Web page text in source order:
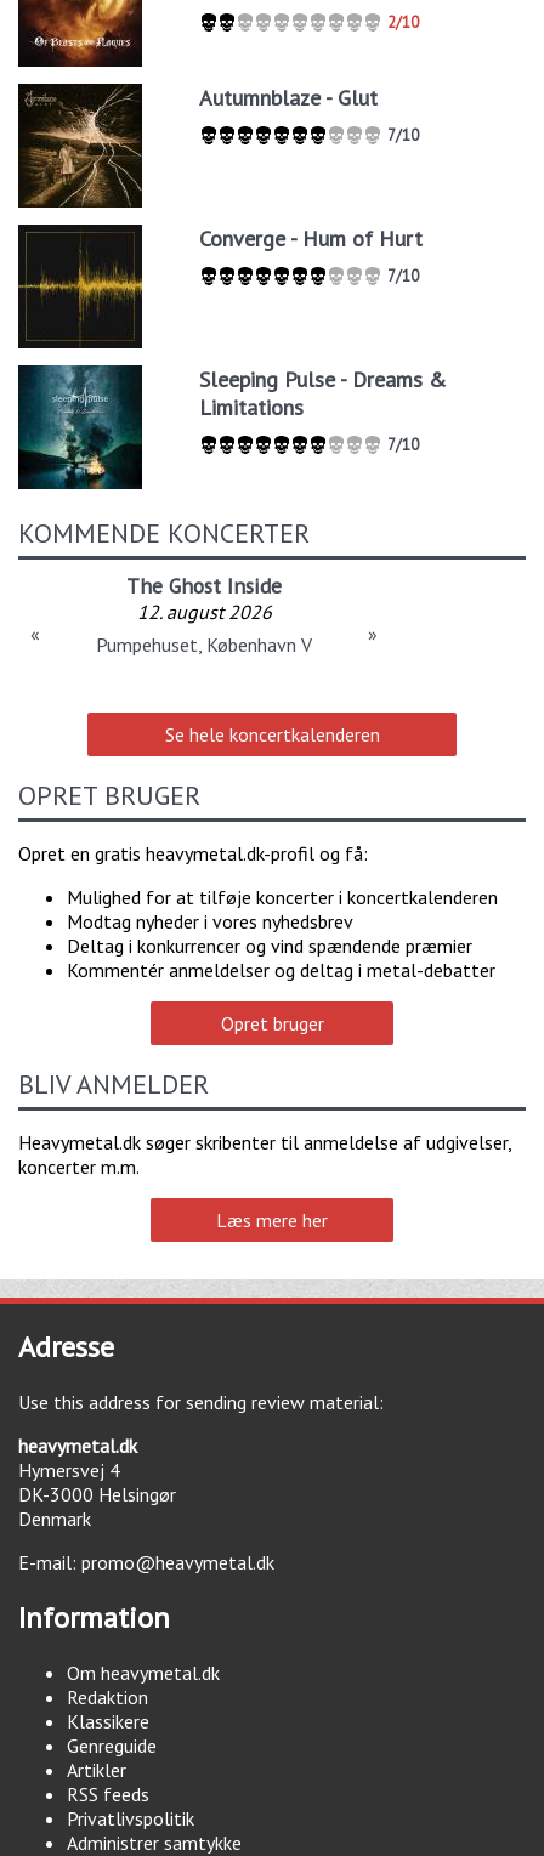
2/10
Autumnblaze - Glut
7/10
Converge - Hum of Hurt
7/10
Sleeping Pulse - Dreams &
Limitations
7/10
KOMMENDE KONCERTER
The Ghost Inside
12. august 2026
Pumpehuset, København V
« »
Se hele koncertkalenderen
OPRET BRUGER
Opret en gratis heavymetal.dk-profil og få:
Mulighed for at tilføje koncerter i koncertkalenderen
Modtag nyheder i vores nyhedsbrev
Deltag i konkurrencer og vind spændende præmier
Kommentér anmeldelser og deltag i metal-debatter
Opret bruger
BLIV ANMELDER
Heavymetal.dk søger skribenter til anmeldelse af udgivelser,
koncerter m.m.
Læs mere her
Adresse
Use this address for sending review material:
heavymetal.dk
Hymersvej 4
DK-3000 Helsingør
Denmark
E-mail: promo@heavymetal.dk
Information
Om heavymetal.dk
Redaktion
Klassikere
Genreguide
Artikler
RSS feeds
Privatlivspolitik
Administrer samtykke